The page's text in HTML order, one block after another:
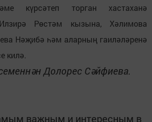
күрсәтеп торган хастаханә
Рөстәм кызына, Хәлимова
Нәҗибә һәм аларның гаиләләренә
килә.
Долорес Сәйфиева.
важным и интересным в